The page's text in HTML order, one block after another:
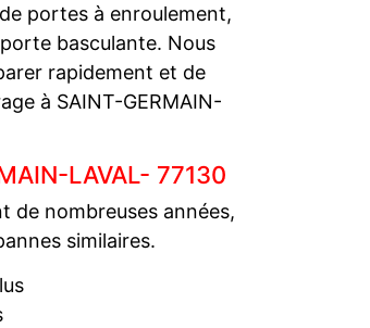
portes à enroulement,
basculante. Nous
rapidement et de
à SAINT-GERMAIN-
LAVAL- 77130
de nombreuses années,
similaires.